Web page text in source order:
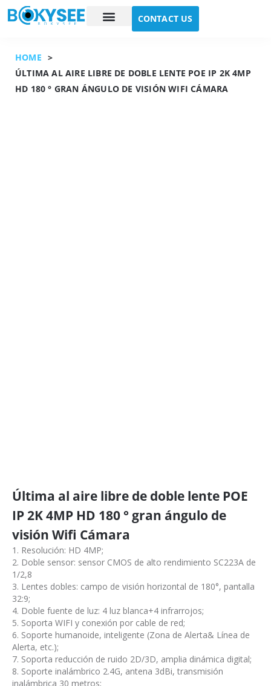
CONTACT US
HOME >
ÚLTIMA AL AIRE LIBRE DE DOBLE LENTE POE IP 2K 4MP
HD 180 ° GRAN ÁNGULO DE VISIÓN WIFI CÁMARA
Última al aire libre de doble lente POE
IP 2K 4MP HD 180 ° gran ángulo de
visión Wifi Cámara
1. Resolución: HD 4MP;
2. Doble sensor: sensor CMOS de alto rendimiento SC223A de
1/2,8
3. Lentes dobles: campo de visión horizontal de 180°, pantalla
32:9;
4. Doble fuente de luz: 4 luz blanca+4 infrarrojos;
5. Soporta WIFI y conexión por cable de red;
6. Soporte humanoide, inteligente (Zona de Alerta& Línea de
Alerta, etc.);
7. Soporta reducción de ruido 2D/3D, amplia dinámica digital;
8. Soporte inalámbrico 2.4G, antena 3dBi, transmisión
inalámbrica 30 metros;